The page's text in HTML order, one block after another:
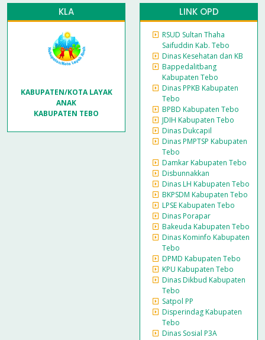
KLA
KABUPATEN/KOTA LAYAK
ANAK
KABUPATEN TEBO
LINK OPD
RSUD Sultan Thaha
Saifuddin Kab. Tebo
Dinas Kesehatan dan KB
Bappedalitbang
Kabupaten Tebo
Dinas PPKB Kabupaten
Tebo
BPBD Kabupaten Tebo
JDIH Kabupaten Tebo
Dinas Dukcapil
Dinas PMPTSP Kabupaten
Tebo
Damkar Kabupaten Tebo
Disbunnakkan
Dinas LH Kabupaten Tebo
BKPSDM Kabupaten Tebo
LPSE Kabupaten Tebo
Dinas Porapar
Bakeuda Kabupaten Tebo
Dinas Kominfo Kabupaten
Tebo
DPMD Kabupaten Tebo
KPU Kabupaten Tebo
Dinas Dikbud Kabupaten
Tebo
Satpol PP
Disperindag Kabupaten
Tebo
Dinas Sosial P3A